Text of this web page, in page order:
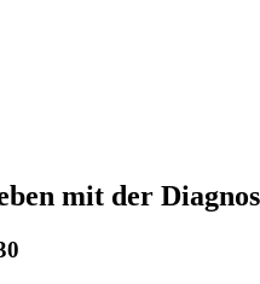
mit der